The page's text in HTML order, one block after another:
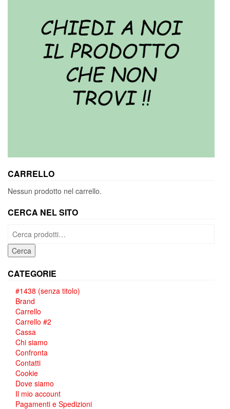
CARRELLO
Nessun prodotto nel carrello.
CERCA NEL SITO
Cerca:
Cerca
CATEGORIE
#1438 (senza titolo)
Brand
Carrello
Carrello #2
Cassa
Chi siamo
Confronta
Contatti
Cookie
Dove siamo
Il mio account
Pagamenti e Spedizioni